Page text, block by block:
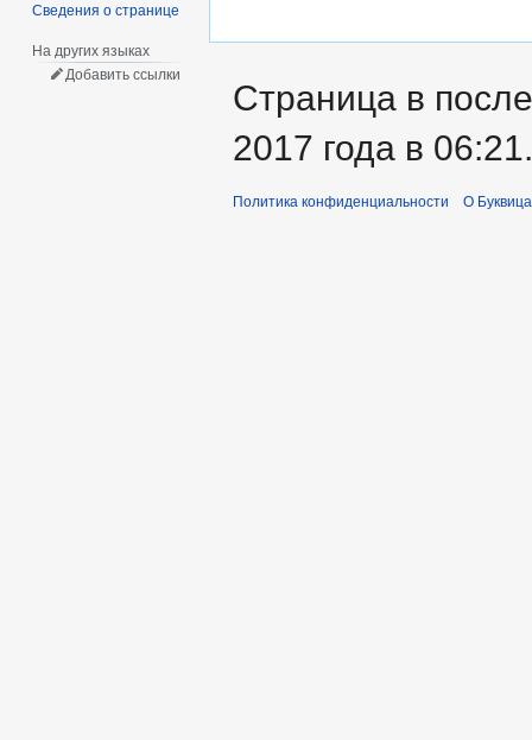
Сведения о странице
На других языках
Добавить ссылки
Страница в
2017 года в 06:21.
Политика конфиденциальности О Буквица